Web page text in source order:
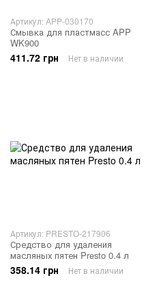
Артикул: APP-030170
Смывка для пластмасс APP
WK900
411.72 грн Нет в наличии
Артикул: PRESTO-217906
Средство для удаления
масляных пятен Presto 0.4 л
358.14 грн Нет в наличии